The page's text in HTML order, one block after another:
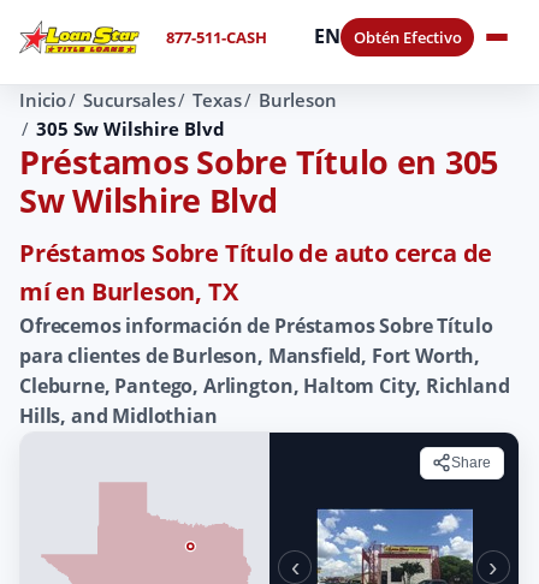
877-511-CASH EN Obtén Efectivo
Inicio Sucursales Texas
Burleson
305 Sw Wilshire Blvd
Préstamos Sobre Título en 305
Sw Wilshire Blvd
Préstamos Sobre Título de auto cerca de
mí en Burleson, TX
Ofrecemos información de Préstamos Sobre Título
para clientes de Burleson, Mansfield, Fort Worth,
Cleburne, Pantego, Arlington, Haltom City, Richland
Hills, and Midlothian
Share
‹ ›